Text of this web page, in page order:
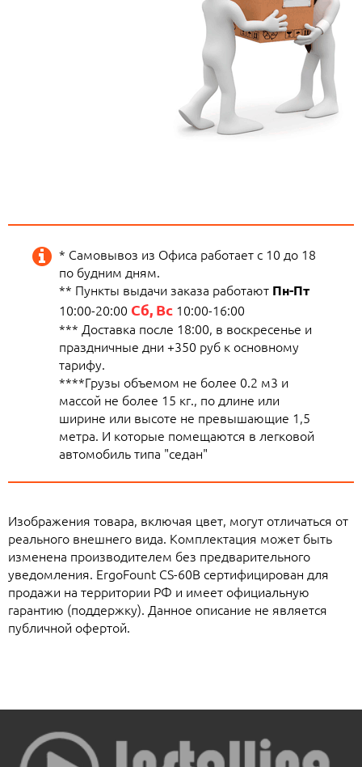
* Самовывоз из Офиса работает с 10 до 18
по будним дням.
** Пункты выдачи заказа работают Пн-Пт
10:00-20:00 Сб, Вс 10:00-16:00
*** Доставка после 18:00, в воскресенье и
праздничные дни +350 руб к основному
тарифу.
****Грузы объемом не более 0.2 м3 и
массой не более 15 кг., по длине или
ширине или высоте не превышающие 1,5
метра. И которые помещаются в легковой
автомобиль типа "седан"
Изображения товара, включая цвет, могут отличаться от
реального внешнего вида. Комплектация может быть
изменена производителем без предварительного
уведомления. ErgoFount CS-60B сертифицирован для
продажи на территории РФ и имеет официальную
гарантию (поддержку). Данное описание не является
публичной офертой.